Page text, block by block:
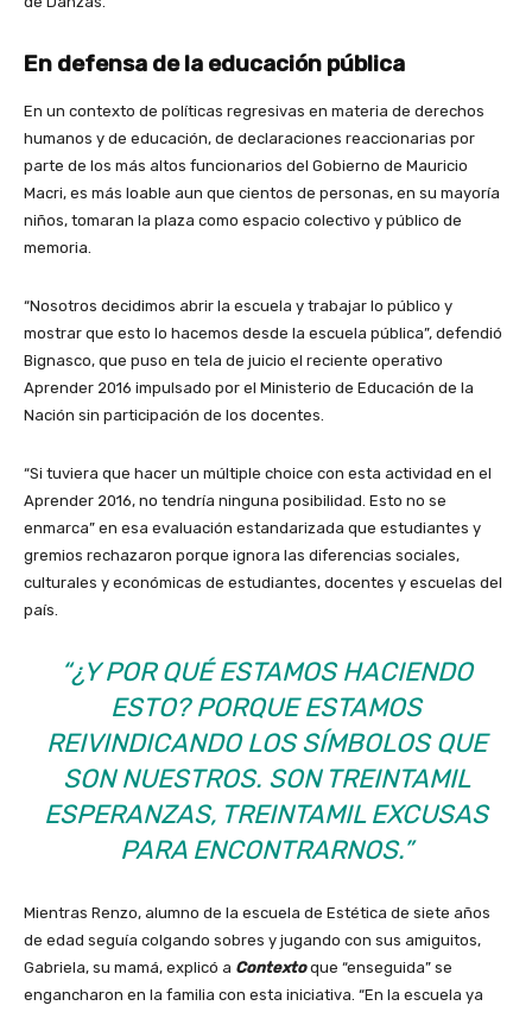
En defensa de la educación pública
En un contexto de políticas regresivas en materia de derechos
humanos y de educación, de declaraciones reaccionarias por
parte de los más altos funcionarios del Gobierno de Mauricio
Macri, es más loable aun que cientos de personas, en su mayoría
niños, tomaran la plaza como espacio colectivo y público de
memoria.
“Nosotros decidimos abrir la escuela y trabajar lo público y
mostrar que esto lo hacemos desde la escuela pública”, defendió
Bignasco, que puso en tela de juicio el reciente operativo
Aprender 2016 impulsado por el Ministerio de Educación de la
Nación sin participación de los docentes.
“Si tuviera que hacer un múltiple choice con esta actividad en el
Aprender 2016, no tendría ninguna posibilidad. Esto no se
enmarca” en esa evaluación estandarizada que estudiantes y
gremios rechazaron porque ignora las diferencias sociales,
culturales y económicas de estudiantes, docentes y escuelas del
país.
“¿Y POR QUÉ ESTAMOS HACIENDO
ESTO? PORQUE ESTAMOS
REIVINDICANDO LOS SÍMBOLOS QUE
SON NUESTROS. SON TREINTAMIL
ESPERANZAS, TREINTAMIL EXCUSAS
PARA ENCONTRARNOS.”
Mientras Renzo, alumno de la escuela de Estética de siete años
de edad seguía colgando sobres y jugando con sus amiguitos,
Gabriela, su mamá, explicó a Contextoque “enseguida” se
engancharon en la familia con esta iniciativa. “En la escuela ya